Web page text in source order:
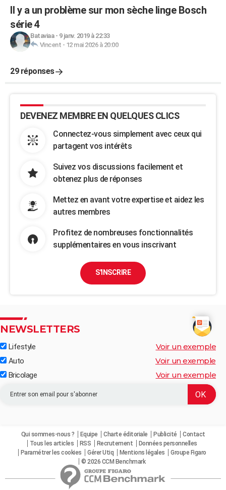
Il y a un problème sur mon sèche linge Bosch
série 4
Bataviaa- 9 janv. 2019 à 22:33
Vincent - 12 mai 2026 à 20:00
29 réponses
DEVENEZ MEMBRE EN QUELQUES CLICS
Connectez-vous simplement avec ceux qui
partagent vos intérêts
Suivez vos discussions facilement et
obtenez plus de réponses
Mettez en avant votre expertise et aidez les
autres membres
Profitez de nombreuses fonctionnalités
supplémentaires en vous inscrivant
S'INSCRIRE
NEWSLETTERS
Lifestyle Voir un exemple
Auto Voir un exemple
Bricolage Voir un exemple
Qui sommes-nous ? Equipe Charte éditoriale Publicité
Contact
Tous les articles
RSS Recrutement
Données personnelles
Paramétrer les cookies
Gérer Utiq Mentions légales
Groupe Figaro
© 2026 CCM Benchmark